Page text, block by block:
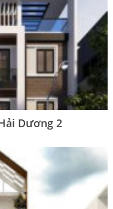
Dương 2